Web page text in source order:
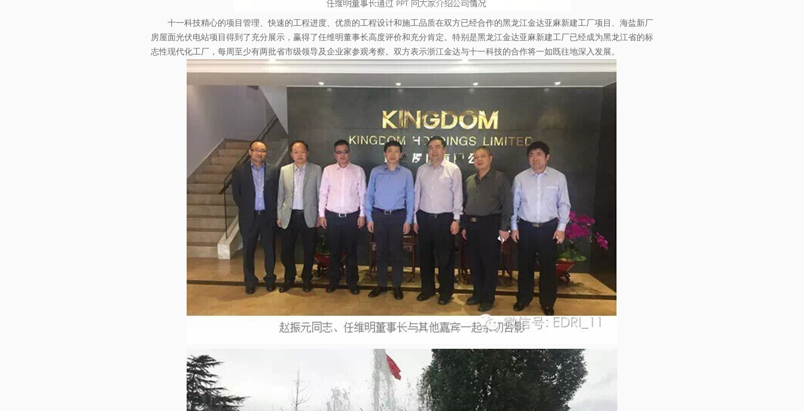
十一科技精心的项目管理、快速的工程进度、优质的工程设计和施工品质在双方已经合作的黑龙江金达亚麻新建工厂项目、海盐新厂
房屋面光伏电站项目得到了充分展示，赢得了任维明董事长高度评价和充分肯定。特别是黑龙江金达亚麻新建工厂已经成为黑龙江省的标
志性现代化工厂，每周至少有两批省市级领导及企业家参观考察。双方表示浙江金达与十一科技的合作将一如既往地深入发展。